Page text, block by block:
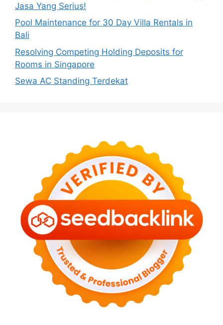
Jasa Yang Serius!
Pool Maintenance for 30 Day Villa Rentals in
Bali
Resolving Competing Holding Deposits for
Rooms in Singapore
Sewa AC Standing Terdekat